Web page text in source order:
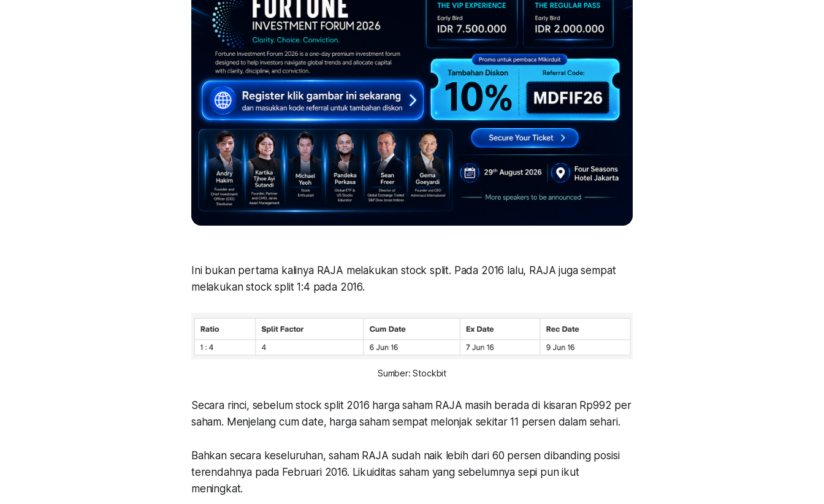
Ini bukan pertama kalinya RAJA melakukan stock split. Pada 2016 lalu, RAJA juga sempat
melakukan stock split 1:4 pada 2016.
Sumber: Stockbit
Secara rinci, sebelum stock split 2016 harga saham RAJA masih berada di kisaran Rp992 per
saham. Menjelang cum date, harga saham sempat melonjak sekitar 11 persen dalam sehari.
Bahkan secara keseluruhan, saham RAJA sudah naik lebih dari 60 persen dibanding posisi
terendahnya pada Februari 2016. Likuiditas saham yang sebelumnya sepi pun ikut
meningkat.